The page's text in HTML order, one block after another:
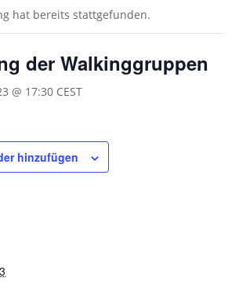
hat bereits stattgefunden.
der Walkinggruppen
@ 17:30 CEST
hinzufügen